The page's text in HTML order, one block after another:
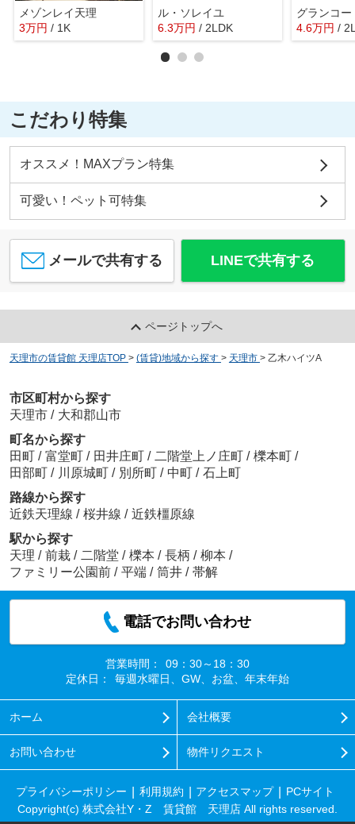
メゾンレイ天理
3万円 / 1K
ル・ソレイユ
6.3万円 / 2LDK
グランコー
4.6万円 /
こだわり特集
オススメ！MAXプラン特集
可愛い！ペット可特集
メールで共有する LINEで共有する
ページトップへ
天理市の賃貸館 天理店TOP > (賃貸)地域から探す > 天理市 > 乙木ハイツA
市区町村から探す
天理市 / 大和郡山市
町名から探す
田町 / 富堂町 / 田井庄町 / 二階堂上ノ庄町 / 櫟本町 /
田部町 / 川原城町 / 別所町 / 中町 / 石上町
路線から探す
近鉄天理線 / 桜井線 / 近鉄橿原線
駅から探す
天理 / 前栽 / 二階堂 / 櫟本 / 長柄 / 柳本 /
ファミリー公園前 / 平端 / 筒井 / 帯解
電話でお問い合わせ
営業時間：
09：30～18：30
定休日：
毎週水曜日、GW、お盆、年末年始
ホーム 会社概要
お問い合わせ 物件リクエスト
プライバシーポリシー 利用規約 アクセスマップ
PCサイト
Copyright(c) 株式会社Y・Z 賃貸館 天理店 All rights reserved.